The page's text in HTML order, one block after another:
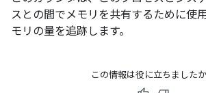
スとの間でメモリを共有するために使
モリの量を追跡します。
この情報は役に立ちました